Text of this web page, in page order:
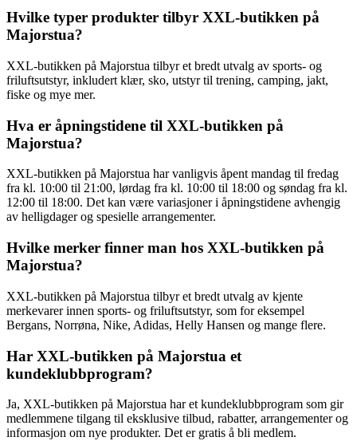
Hvilke typer produkter tilbyr XXL-butikken på
Majorstua?
XXL-butikken på Majorstua tilbyr et bredt utvalg av sports- og
friluftsutstyr, inkludert klær, sko, utstyr til trening, camping, jakt,
fiske og mye mer.
Hva er åpningstidene til XXL-butikken på
Majorstua?
XXL-butikken på Majorstua har vanligvis åpent mandag til fredag
fra kl. 10:00 til 21:00, lørdag fra kl. 10:00 til 18:00 og søndag fra kl.
12:00 til 18:00. Det kan være variasjoner i åpningstidene avhengig
av helligdager og spesielle arrangementer.
Hvilke merker finner man hos XXL-butikken på
Majorstua?
XXL-butikken på Majorstua tilbyr et bredt utvalg av kjente
merkevarer innen sports- og friluftsutstyr, som for eksempel
Bergans, Norrøna, Nike, Adidas, Helly Hansen og mange flere.
Har XXL-butikken på Majorstua et
kundeklubbprogram?
Ja, XXL-butikken på Majorstua har et kundeklubbprogram som gir
medlemmene tilgang til eksklusive tilbud, rabatter, arrangementer og
informasjon om nye produkter. Det er gratis å bli medlem.